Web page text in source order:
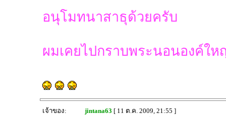
อนุโมทนาสาธุด้วยครับ
ผมเคยไปกราบพระนอนองค์ใ
เจ้าของ: jintana63 [ 11 ต.ค. 2009, 21:55 ]